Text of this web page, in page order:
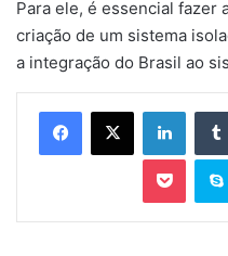
Para ele, é essencial fazer
criação de um sistema
a integração do Brasil ao
Facebook
X